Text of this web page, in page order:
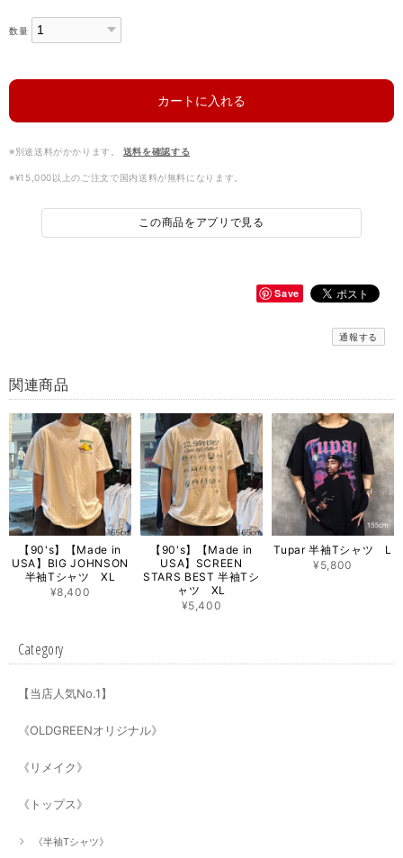
数量
カートに入れる
※別途送料がかかります。 送料を確認する
※¥15,000以上のご注文で国内送料が無料になります。
この商品をアプリで見る
Save
通報する
関連商品
【90's】【Made in
USA】BIG JOHNSON
半袖Tシャツ XL
¥8,400
【90's】【Made in
USA】SCREEN
STARS BEST 半袖Tシ
ャツ XL
¥5,400
Tupar 半袖Tシャツ L
¥5,800
Category
【当店人気No.1】
《OLDGREENオリジナル》
《リメイク》
《トップス》
《半袖Tシャツ》